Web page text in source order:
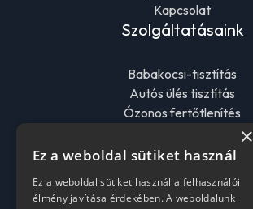
Kapcsolat
Szolgáltatásaink
Babakocsi-tisztítás
Autós ülés tisztítás
Ózonos fertőtlenítés
Egyéb szolgáltatásaink
Elérhetőségeink
E-mail cím
×
Ez a weboldal sütiket használ
Ez a weboldal sütiket használ a felhasználói
élmény javítása érdekében. A weboldalunk